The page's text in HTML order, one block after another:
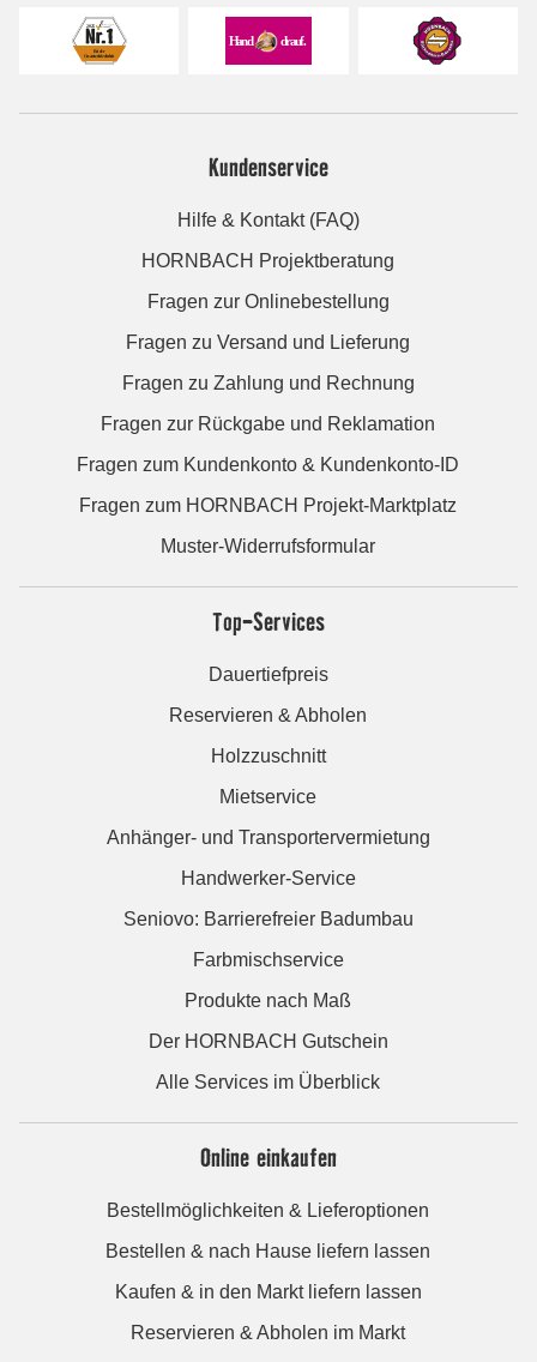
Kundenservice
Hilfe & Kontakt (FAQ)
HORNBACH Projektberatung
Fragen zur Onlinebestellung
Fragen zu Versand und Lieferung
Fragen zu Zahlung und Rechnung
Fragen zur Rückgabe und Reklamation
Fragen zum Kundenkonto & Kundenkonto-ID
Fragen zum HORNBACH Projekt-Marktplatz
Muster-Widerrufsformular
Top-Services
Dauertiefpreis
Reservieren & Abholen
Holzzuschnitt
Mietservice
Anhänger- und Transportervermietung
Handwerker-Service
Seniovo: Barrierefreier Badumbau
Farbmischservice
Produkte nach Maß
Der HORNBACH Gutschein
Alle Services im Überblick
Online einkaufen
Bestellmöglichkeiten & Lieferoptionen
Bestellen & nach Hause liefern lassen
Kaufen & in den Markt liefern lassen
Reservieren & Abholen im Markt